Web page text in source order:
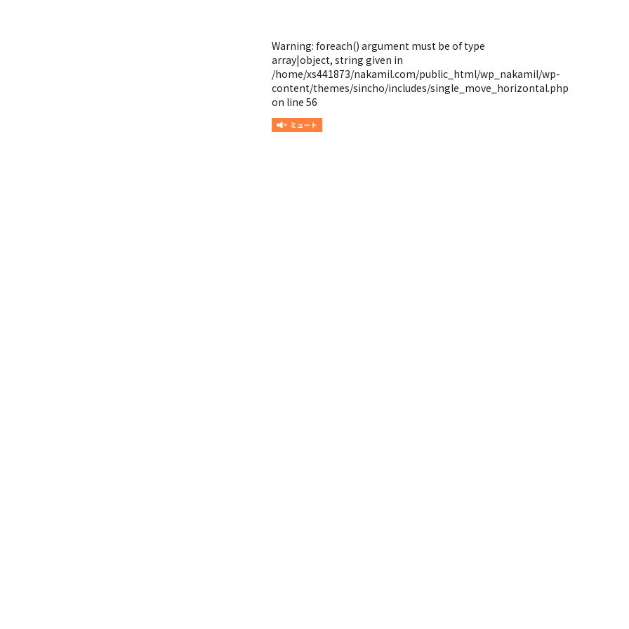
Warning: foreach() argument must be of type
array|object, string given in
/home/xs441873/nakamil.com/public_html/wp_nakamil/wp-
content/themes/sincho/includes/single_move_horizontal.php
on line 56